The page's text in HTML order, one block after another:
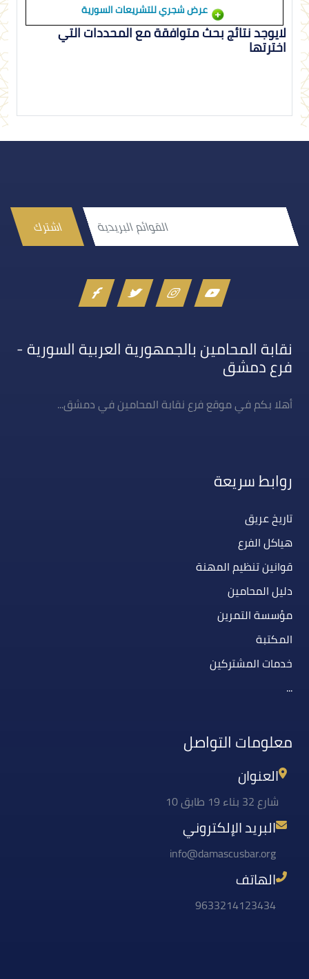
عرض شجري للتشريعات السورية
لايوجد نتائج بحث متوافقة مع المحددات التي
اخترتها
اشترك
نقابة المحامين بالجمهورية العربية السورية -
فرع دمشق
أهلا بكم في موقع فرع نقابة المحامين في دمشق...
روابط سريعة
تاريخ عريق
هياكل الفرع
قوانين تنظيم المهنة
دليل المحامين
مؤسسة التمرين
المكتبة
خدمات المشتركين
...
معلومات التواصل
العنوان
شارع 32 بناء 19 طابق 10
البريد الإلكتروني
info@damascusbar.org
الهاتف
9633214123434